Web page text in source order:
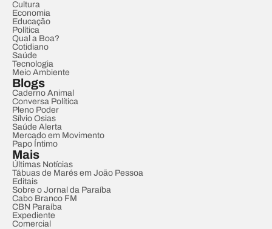
Cultura
Economia
Educação
Política
Qual a Boa?
Cotidiano
Saúde
Tecnologia
Meio Ambiente
Blogs
Caderno Animal
Conversa Política
Pleno Poder
Sílvio Osias
Saúde Alerta
Mercado em Movimento
Papo Íntimo
Mais
Últimas Notícias
Tábuas de Marés em João Pessoa
Editais
Sobre o Jornal da Paraíba
Cabo Branco FM
CBN Paraíba
Expediente
Comercial